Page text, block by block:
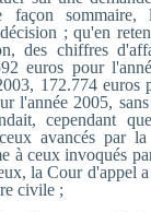
façon sommaire,
; qu'en
des chiffres
euros pour
172.774 euros
l'année 2005,
cependant
avancés par la
à ceux invoqués
la Cour d'appel
civile ;